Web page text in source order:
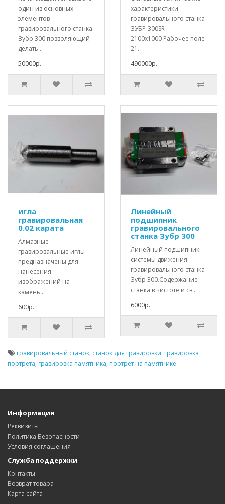
один из основных
элементов
гравировального станка
Зубр 300 позволяющий
делать..
50000р.
характеристики
гравировального станка
ЗУБР-300SR
2100х1000 Рабочее поле
21..
490000р.
игла
гравировальная
0.02 карата
Алмазные
гравировальные иглы
предназначены для
нанесения
изображений на
камень...
600р.
Линейный
подшипник
гравировального
станка Зубр 300
Линейный подшипник
системы движения
гравировального станка
Зубр 300.Содержание
станка в чистоте и св..
6000р.
гравировальный станок, станок для гравировки, гравировка
портрета, гравировка памятника, портрет на памятнике
Информация
Реквизиты
Политика Безопасности
Условия соглашения
Служба поддержки
Контакты
Возврат товара
Карта сайта